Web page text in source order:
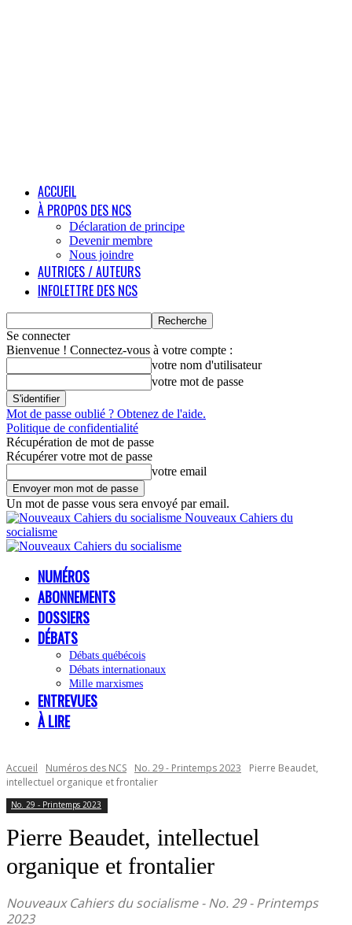
ACCUEIL
À PROPOS DES NCS
Déclaration de principe
Devenir membre
Nous joindre
AUTRICES / AUTEURS
INFOLETTRE DES NCS
Se connecter
Bienvenue ! Connectez-vous à votre compte :
votre nom d'utilisateur
votre mot de passe
Mot de passe oublié ? Obtenez de l'aide.
Politique de confidentialité
Récupération de mot de passe
Récupérer votre mot de passe
votre email
Un mot de passe vous sera envoyé par email.
Nouveaux Cahiers du
socialisme
NUMÉROS
ABONNEMENTS
DOSSIERS
DÉBATS
Débats québécois
Débats internationaux
Mille marxismes
ENTREVUES
À LIRE
Accueil Numéros des NCS No. 29 - Printemps 2023
Pierre Beaudet,
intellectuel organique et frontalier
No. 29 - Printemps 2023
Pierre Beaudet, intellectuel
organique et frontalier
Nouveaux Cahiers du socialisme - No. 29 - Printemps
2023